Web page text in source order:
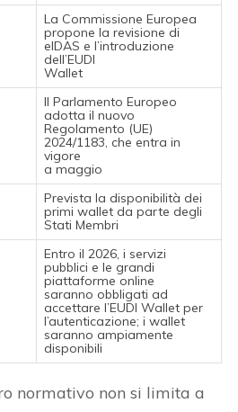
La Commissione Europea
propone la revisione di
eIDAS e l’introduzione
dell’EUDI
Wallet
Il Parlamento Europeo
adotta il nuovo
Regolamento (UE)
2024/1183, che entra in
vigore
a maggio
Prevista la disponibilità dei
primi wallet da parte degli
Stati Membri
Entro il 2026, i servizi
pubblici e le grandi
piattaforme online
saranno obbligati ad
accettare l’EUDI Wallet per
l’autenticazione; i wallet
saranno ampiamente
disponibili
normativo non si limita a